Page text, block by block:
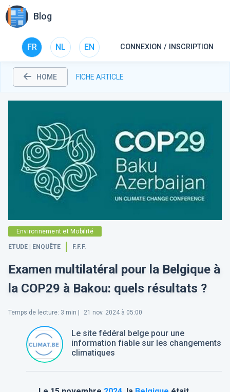
Blog
FR NL EN CONNEXION / INSCRIPTION
HOME FICHE ARTICLE
Environnement et Mobilité
ETUDE | ENQUÊTE F.F.F.
Examen multilatéral pour la Belgique à
la COP29 à Bakou: quels résultats ?
Temps de lecture: 3 min | 21 nov. 2024 à 05:00
Le site fédéral belge pour une
information fiable sur les changements
climatiques